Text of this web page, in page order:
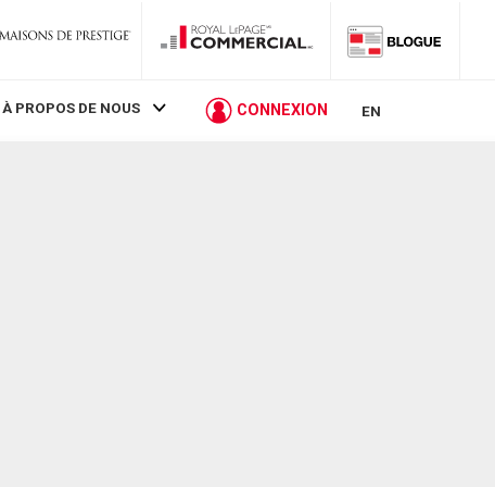
À PROPOS DE NOUS CONNEXION EN